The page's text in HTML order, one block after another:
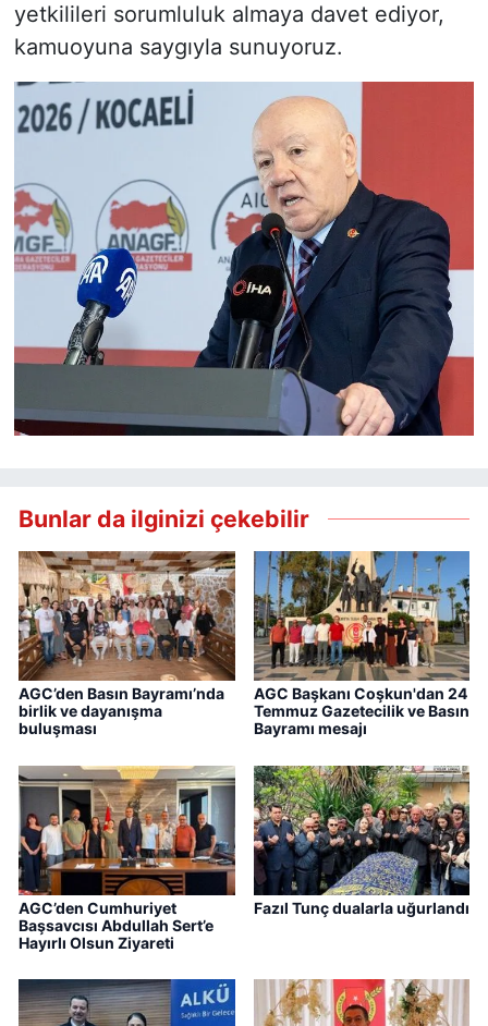
yetkilileri sorumluluk almaya davet ediyor,
kamuoyuna saygıyla sunuyoruz.
Bunlar da ilginizi çekebilir
AGC’den Basın Bayramı’nda
birlik ve dayanışma
buluşması
AGC Başkanı Coşkun'dan 24
Temmuz Gazetecilik ve Basın
Bayramı mesajı
AGC’den Cumhuriyet
Başsavcısı Abdullah Sert’e
Hayırlı Olsun Ziyareti
Fazıl Tunç dualarla uğurlandı